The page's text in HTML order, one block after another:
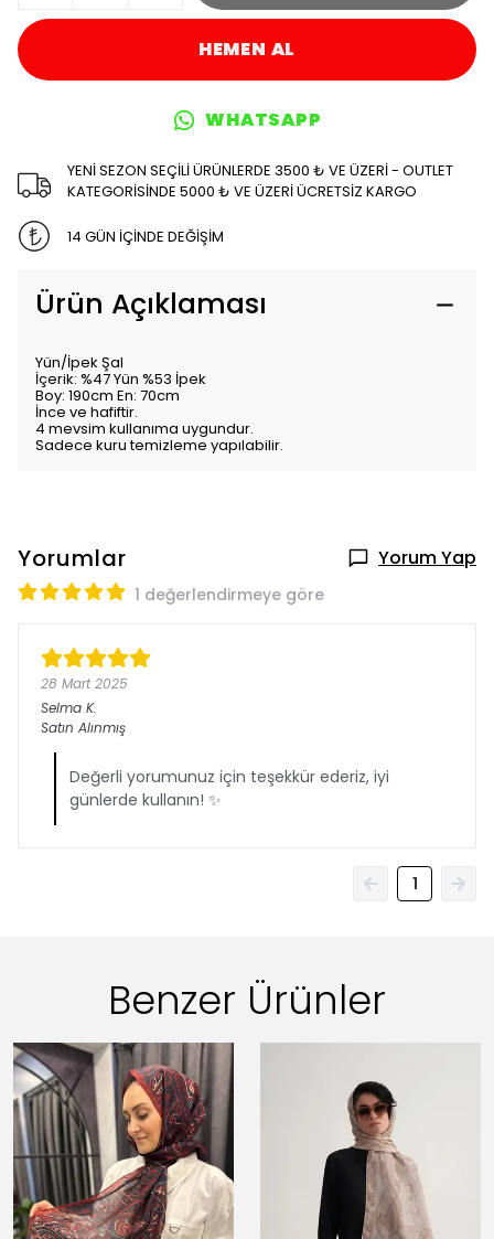
HEMEN AL
WHATSAPP
YENİ SEZON SEÇİLİ ÜRÜNLERDE 3500 ₺ VE ÜZERİ - OUTLET
KATEGORİSİNDE 5000 ₺ VE ÜZERİ ÜCRETSİZ KARGO
14 GÜN İÇİNDE DEĞİŞİM
Ürün Açıklaması
Yün/İpek Şal
İçerik: %47 Yün %53 İpek
Boy: 190cm En: 70cm
İnce ve hafiftir.
4 mevsim kullanıma uygundur.
Sadece kuru temizleme yapılabilir.
Yorumlar Yorum Yap
1 değerlendirmeye göre
28 Mart 2025
Selma K.
Satın Alınmış
Değerli yorumunuz için teşekkür ederiz, iyi
günlerde kullanın! ✨
1
Benzer Ürünler